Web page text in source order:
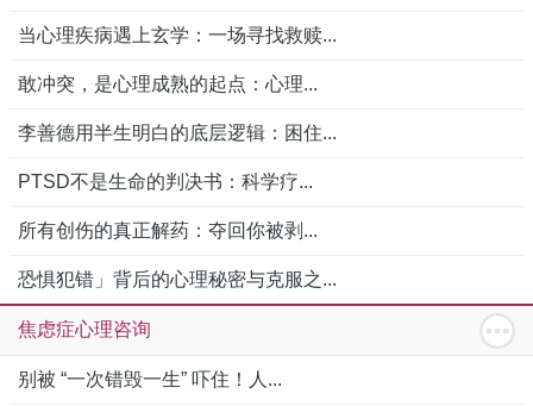
当心理疾病遇上玄学：一场寻找救赎...
敢冲突，是心理成熟的起点：心理...
李善德用半生明白的底层逻辑：困住...
PTSD不是生命的判决书：科学疗...
所有创伤的真正解药：夺回你被剥...
恐惧犯错」背后的心理秘密与克服之...
焦虑症心理咨询
别被 “一次错毁一生” 吓住！人...